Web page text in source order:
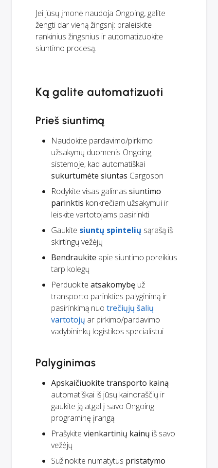
Jei jūsų įmonė naudoja Ongoing, galite
žengti dar vieną žingsnį: praleiskite
rankinius žingsnius ir automatizuokite
siuntimo procesą.
Ką galite automatizuoti
Prieš siuntimą
Naudokite pardavimo/pirkimo
užsakymų duomenis Ongoing
sistemoje, kad automatiškai
sukurtumėte siuntas Cargoson
Rodykite visas galimas siuntimo
parinktis konkrečiam užsakymui ir
leiskite vartotojams pasirinkti
Gaukite siuntų spintelių sąrašą iš
skirtingų vežėjų
Bendraukite apie siuntimo poreikius
tarp kolegų
Perduokite atsakomybę už
transporto parinkties palyginimą ir
pasirinkimą nuo trečiųjų šalių
vartotojų ar pirkimo/pardavimo
vadybininkų logistikos specialistui
Palyginimas
Apskaičiuokite transporto kainą
automatiškai iš jūsų kainoraščių ir
gaukite ją atgal į savo Ongoing
programinę įrangą
Prašykite vienkartinių kainų iš savo
vežėjų
Sužinokite numatytus pristatymo